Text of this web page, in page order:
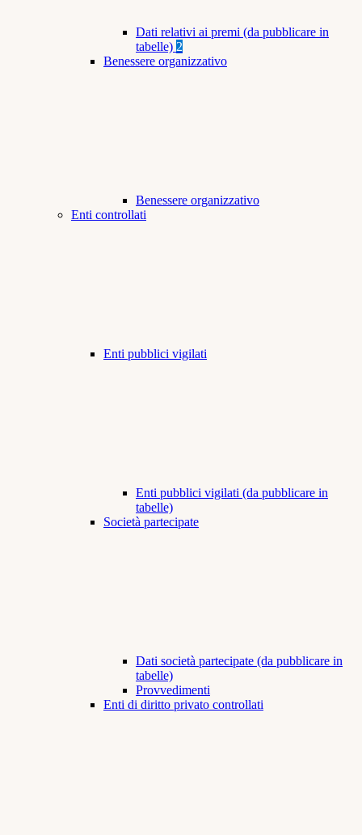
Dati relativi ai premi (da pubblicare in
tabelle) 2
Benessere organizzativo
Benessere organizzativo
Enti controllati
Enti pubblici vigilati
Enti pubblici vigilati (da pubblicare in
tabelle)
Società partecipate
Dati società partecipate (da pubblicare in
tabelle)
Provvedimenti
Enti di diritto privato controllati